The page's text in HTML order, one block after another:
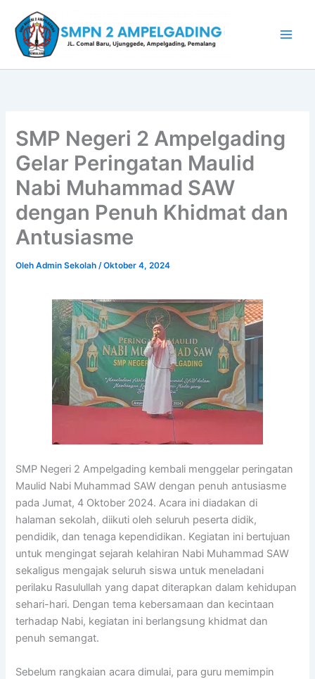
konten
SMP Negeri 2 Ampelgading
Gelar Peringatan Maulid
Nabi Muhammad SAW
dengan Penuh Khidmat dan
Antusiasme
OlehAdmin Sekolah/Oktober 4, 2024
SMP Negeri 2 Ampelgading kembali menggelar peringatan
Maulid Nabi Muhammad SAW dengan penuh antusiasme
pada Jumat, 4 Oktober 2024. Acara ini diadakan di
halaman sekolah, diikuti oleh seluruh peserta didik,
pendidik, dan tenaga kependidikan. Kegiatan ini bertujuan
untuk mengingat sejarah kelahiran Nabi Muhammad SAW
sekaligus mengajak seluruh siswa untuk meneladani
perilaku Rasulullah yang dapat diterapkan dalam kehidupan
sehari-hari. Dengan tema kebersamaan dan kecintaan
terhadap Nabi, kegiatan ini berlangsung khidmat dan
penuh semangat.
Sebelum rangkaian acara dimulai, para guru memimpin